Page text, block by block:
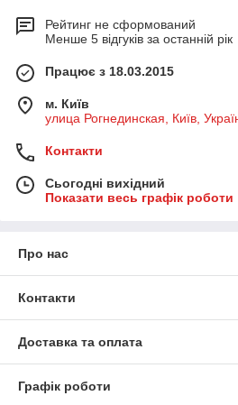
Рейтинг не сформований
Менше 5 відгуків за останній рік
Працює з 18.03.2015
м. Київ
улица Рогнединская, Київ,
Контакти
Сьогодні вихідний
Показати весь графік роботи
Про нас
Контакти
Доставка та оплата
Графік роботи